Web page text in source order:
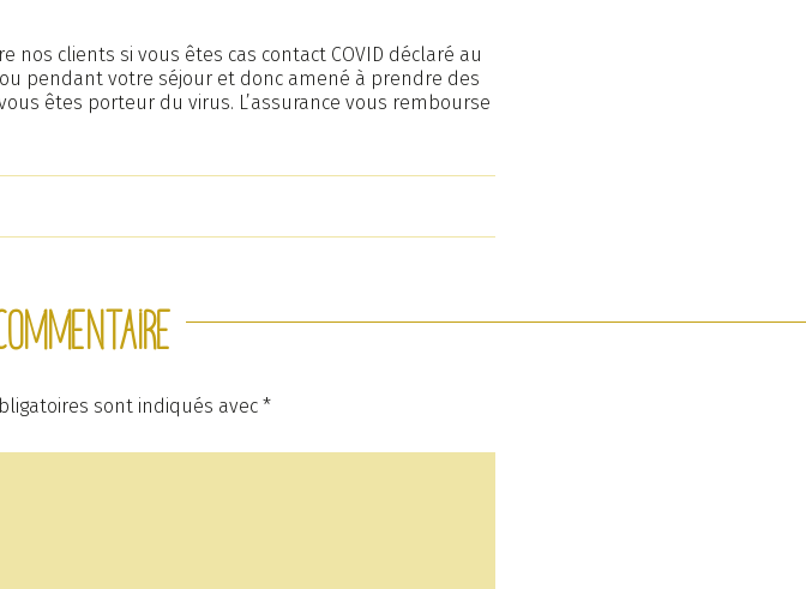
nos clients si vous êtes cas contact COVID déclaré au
pendant votre séjour et donc amené à prendre des
êtes porteur du virus. L’assurance vous rembourse
sont indiqués avec *